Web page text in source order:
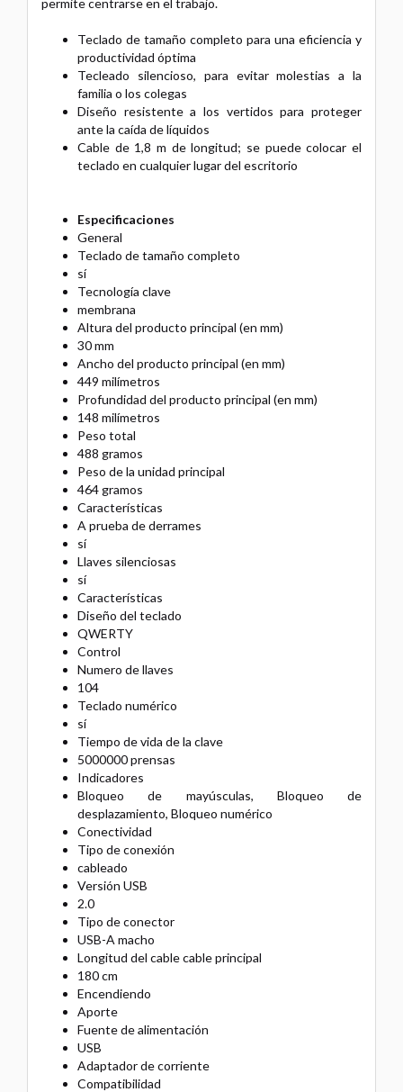
Teclado de tamaño completo para una eficiencia y
productividad óptima
Tecleado silencioso, para evitar molestias a la
familia o los colegas
Diseño resistente a los vertidos para proteger
ante la caída de líquidos
Cable de 1,8 m de longitud; se puede colocar el
teclado en cualquier lugar del escritorio
Especificaciones
General
Teclado de tamaño completo
sí
Tecnología clave
membrana
Altura del producto principal (en mm)
30 mm
Ancho del producto principal (en mm)
449 milímetros
Profundidad del producto principal (en mm)
148 milímetros
Peso total
488 gramos
Peso de la unidad principal
464 gramos
Características
A prueba de derrames
sí
Llaves silenciosas
sí
Características
Diseño del teclado
QWERTY
Control
Numero de llaves
104
Teclado numérico
sí
Tiempo de vida de la clave
5000000 prensas
Indicadores
Bloqueo de mayúsculas, Bloqueo de
desplazamiento, Bloqueo numérico
Conectividad
Tipo de conexión
cableado
Versión USB
2.0
Tipo de conector
USB-A macho
Longitud del cable cable principal
180 cm
Encendiendo
Aporte
Fuente de alimentación
USB
Adaptador de corriente
Compatibilidad